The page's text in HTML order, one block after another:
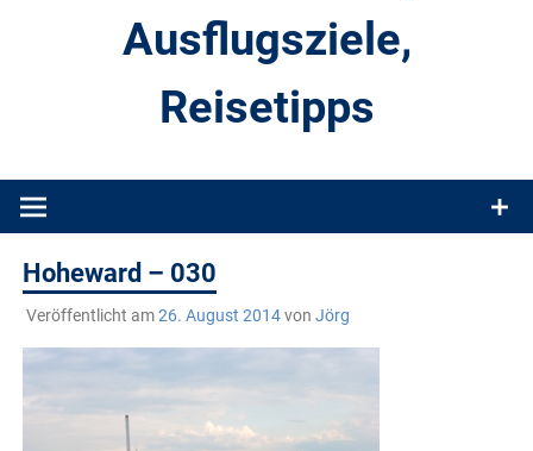
Ausflugsziele,
Reisetipps
Produkttests und Buchrezensionen. Ein Blog für alle, die gern
Hoheward – 030
Veröffentlicht am26. August 2014von Jörg